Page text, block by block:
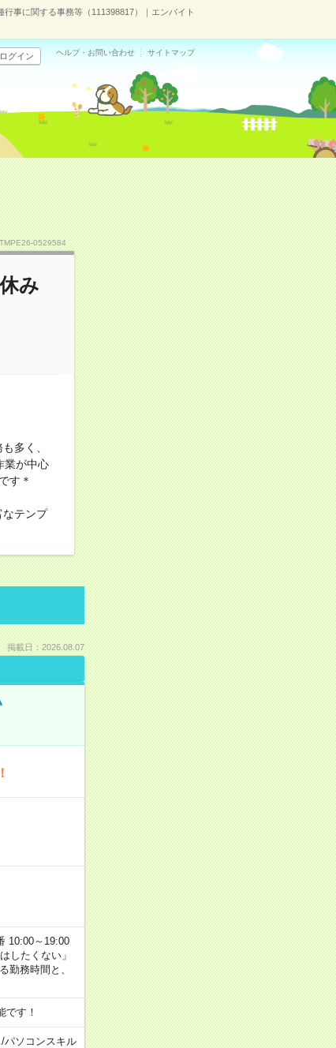
事に関する事務等（111398817）｜エンバイト
ログイン ヘルプ・お問い合わせ サイトマップ
0529584
み
多く、
業が中心
す＊
なテンプ
掲載日：2026.08.07
10:00～19:00
したくない」
勤務時間と、
です！
/パソコンスキル